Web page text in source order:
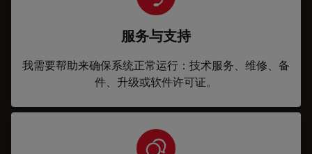
服务与支持
我需要帮助来确保系统正常运行：技术服务、维修、备
件、升级或软件许可证。